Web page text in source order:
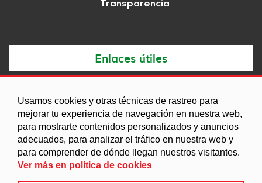
Usamos cookies y otras técnicas de rastreo para
mejorar tu experiencia de navegación en nuestra web,
para mostrarte contenidos personalizados y anuncios
adecuados, para analizar el tráfico en nuestra web y
para comprender de dónde llegan nuestros visitantes.
Ver más en política de cookies
Transparencia
Enlaces útiles
Agenda
Ordenanzas
Entidades y asociaciones